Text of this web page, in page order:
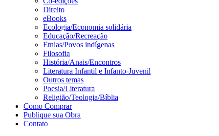
Direito
eBooks
Ecologia/Economia solidária
Educação/Recreação
Etnias/Povos indígenas
Filosofia
História/Anais/Encontros
Literatura Infantil e Infanto-Juvenil
Outros temas
Poesia/Literatura
Religião/Teologia/Bíblia
Como Comprar
Publique sua Obra
Contato